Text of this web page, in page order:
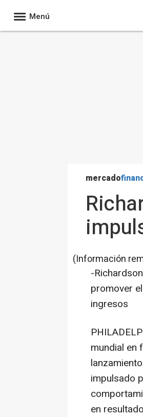
Menú
mercado
(Información
-
promover
ingresos
mundial en
impulsado
en